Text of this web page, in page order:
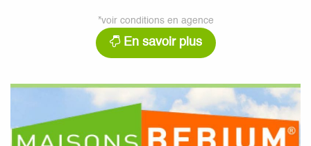
*voir conditions en agence
En savoir plus